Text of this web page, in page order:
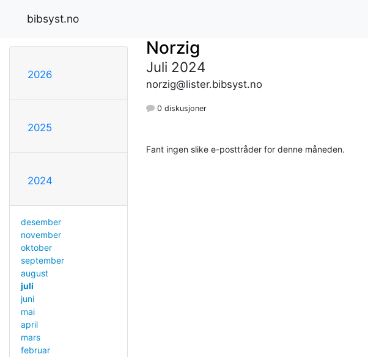
bibsyst.no
2026
2025
2024
desember
november
oktober
september
august
juli
juni
mai
april
mars
februar
Norzig
Juli 2024
norzig@lister.bibsyst.no
0 diskusjoner
Fant ingen slike e-posttråder for denne måneden.